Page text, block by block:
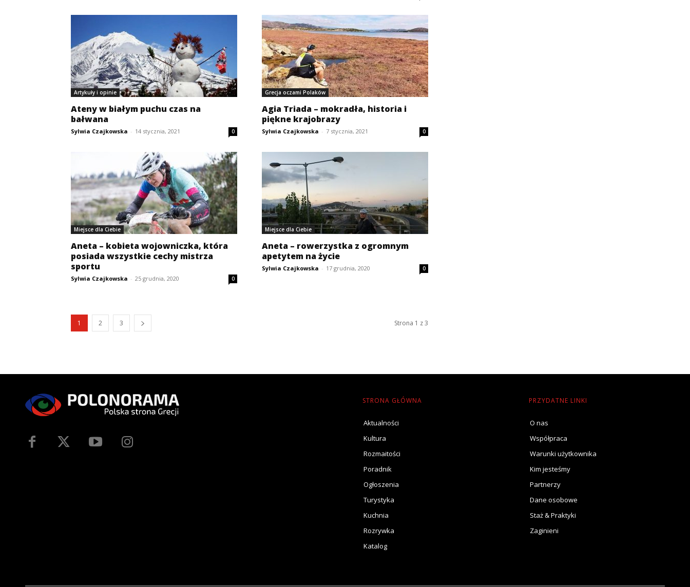
Artykuły i opinie
Ateny w białym puchu czas na
bałwana
Sylwia Czajkowska - 14 stycznia, 2021 0
Grecja oczami Polaków
Agia Triada – mokradła, historia i
piękne krajobrazy
Sylwia Czajkowska - 7 stycznia, 2021 0
Miejsce dla Ciebie
Aneta – kobieta wojowniczka, która
posiada wszystkie cechy mistrza
sportu
Sylwia Czajkowska - 25 grudnia, 2020 0
Miejsce dla Ciebie
Aneta – rowerzystka z ogromnym
apetytem na życie
Sylwia Czajkowska - 17 grudnia, 2020 0
1 2 3 Strona 1 z 3
STRONA GŁÓWNA
Aktualności
Kultura
Rozmaitości
Poradnik
Ogłoszenia
Turystyka
Kuchnia
Rozrywka
Katalog
PRZYDATNE LINKI
O nas
Współpraca
Warunki użytkownika
Kim jesteśmy
Partnerzy
Dane osobowe
Staż & Praktyki
Zaginieni